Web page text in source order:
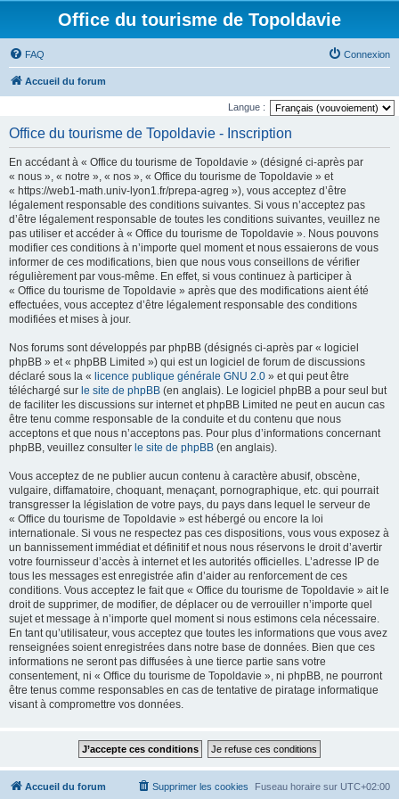
Office du tourisme de Topoldavie
FAQ Connexion
Accueil du forum
Langue :
Office du tourisme de Topoldavie - Inscription
En accédant à « Office du tourisme de Topoldavie » (désigné ci-après par
« nous », « notre », « nos », « Office du tourisme de Topoldavie » et
« https://web1-math.univ-lyon1.fr/prepa-agreg »), vous acceptez d’être
légalement responsable des conditions suivantes. Si vous n’acceptez pas
d’être légalement responsable de toutes les conditions suivantes, veuillez ne
pas utiliser et accéder à « Office du tourisme de Topoldavie ». Nous pouvons
modifier ces conditions à n’importe quel moment et nous essaierons de vous
informer de ces modifications, bien que nous vous conseillons de vérifier
régulièrement par vous-même. En effet, si vous continuez à participer à
« Office du tourisme de Topoldavie » après que des modifications aient été
effectuées, vous acceptez d’être légalement responsable des conditions
modifiées et mises à jour.
Nos forums sont développés par phpBB (désignés ci-après par « logiciel
phpBB » et « phpBB Limited ») qui est un logiciel de forum de discussions
déclaré sous la « licence publique générale GNU 2.0 » et qui peut être
téléchargé sur le site de phpBB (en anglais). Le logiciel phpBB a pour seul but
de faciliter les discussions sur internet et phpBB Limited ne peut en aucun cas
être tenu comme responsable de la conduite et du contenu que nous
acceptons et que nous n’acceptons pas. Pour plus d’informations concernant
phpBB, veuillez consulter le site de phpBB (en anglais).
Vous acceptez de ne publier aucun contenu à caractère abusif, obscène,
vulgaire, diffamatoire, choquant, menaçant, pornographique, etc. qui pourrait
transgresser la législation de votre pays, du pays dans lequel le serveur de
« Office du tourisme de Topoldavie » est hébergé ou encore la loi
internationale. Si vous ne respectez pas ces dispositions, vous vous exposez à
un bannissement immédiat et définitif et nous nous réservons le droit d’avertir
votre fournisseur d’accès à internet et les autorités officielles. L’adresse IP de
tous les messages est enregistrée afin d’aider au renforcement de ces
conditions. Vous acceptez le fait que « Office du tourisme de Topoldavie » ait le
droit de supprimer, de modifier, de déplacer ou de verrouiller n’importe quel
sujet et message à n’importe quel moment si nous estimons cela nécessaire.
En tant qu’utilisateur, vous acceptez que toutes les informations que vous avez
renseignées soient enregistrées dans notre base de données. Bien que ces
informations ne seront pas diffusées à une tierce partie sans votre
consentement, ni « Office du tourisme de Topoldavie », ni phpBB, ne pourront
être tenus comme responsables en cas de tentative de piratage informatique
visant à compromettre vos données.
Accueil du forum Fuseau horaire sur UTC+02:00
Supprimer les cookies